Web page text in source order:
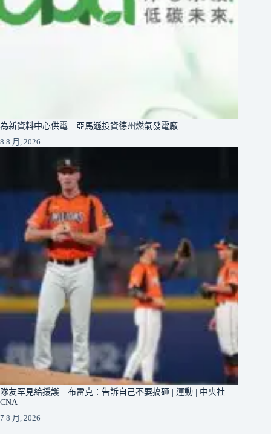
為新資料中心供電 亞馬遜投資德州燃氣發電廠
8 8 月, 2026
隊友罕見給援護 布雷克：告訴自己不要搞砸 | 運動 | 中央社
CNA
7 8 月, 2026